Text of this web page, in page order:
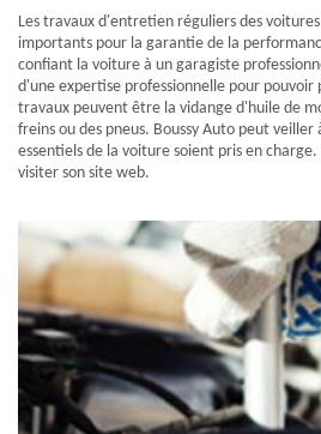
Les travaux d'entretien réguliers des
importants pour la garantie de la
confiant la voiture à un garagiste
d'une expertise professionnelle pour pouvoir
travaux peuvent être la vidange d'huile de
freins ou des pneus. Boussy Auto peut veiller
essentiels de la voiture soient pris en
visiter son site web.